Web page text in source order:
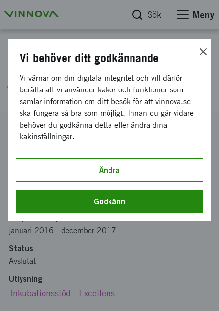
Sök Meny
Blekinge Business Incubator -
TOP 10
Diarienummer
2015-03012
Koordinator
Blekinge Business Incubator AB
Bidrag från Vinnova
januari 2016 - december 2017
Status
Avslutat
Utlysning
Inkubationsstöd - Excellens
Vi behöver ditt godkännande
Vi värnar om din digitala integritet och vill därför
berätta att vi använder kakor och funktioner som
samlar information om ditt besök för att vinnova.se
ska fungera så bra som möjligt. Innan du går vidare
behöver du godkänna detta eller ändra dina
kakinställningar.
Ändra
Godkänn